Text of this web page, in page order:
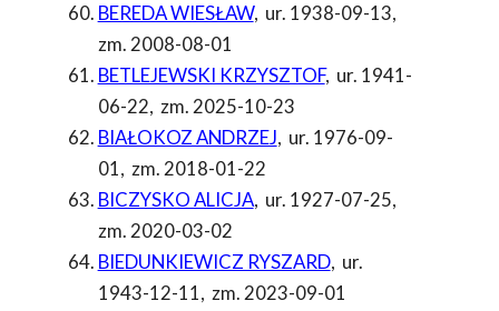
BEREDA WIESŁAW, ur. 1938-09-13,
zm. 2008-08-01
BETLEJEWSKI KRZYSZTOF, ur. 1941-
06-22, zm. 2025-10-23
BIAŁOKOZ ANDRZEJ, ur. 1976-09-
01, zm. 2018-01-22
BICZYSKO ALICJA, ur. 1927-07-25,
zm. 2020-03-02
BIEDUNKIEWICZ RYSZARD, ur.
1943-12-11, zm. 2023-09-01